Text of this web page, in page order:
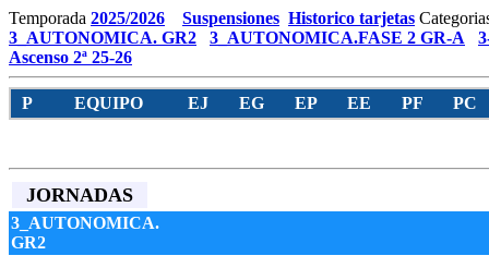
Temporada 2025/2026 Suspensiones Historico tarjetas
3_AUTONOMICA. GR2
3_AUTONOMICA.FASE 2 GR-A
Ascenso 2ª 25-26
P EQUIPO EJ EG EP EE PF PC
JORNADAS
3_AUTONOMICA.
GR2